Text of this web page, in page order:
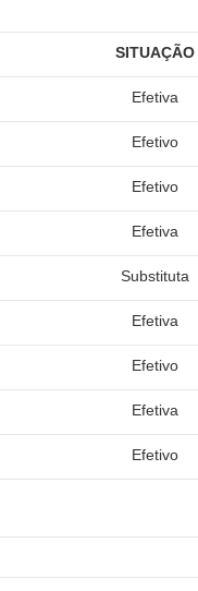
SITUAÇÃO
Efetiva
Efetivo
Efetivo
Efetiva
Substituta
Efetiva
Efetivo
Efetiva
Efetivo